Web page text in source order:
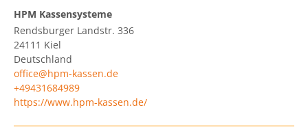
HPM Kassensysteme
Rendsburger Landstr. 336
24111 Kiel
Deutschland
office@hpm-kassen.de
+49431684989
https://www.hpm-kassen.de/